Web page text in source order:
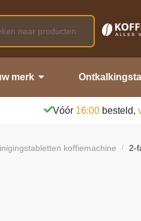
merk
Vóór 16:00 besteld,
koffiemachine / 2-